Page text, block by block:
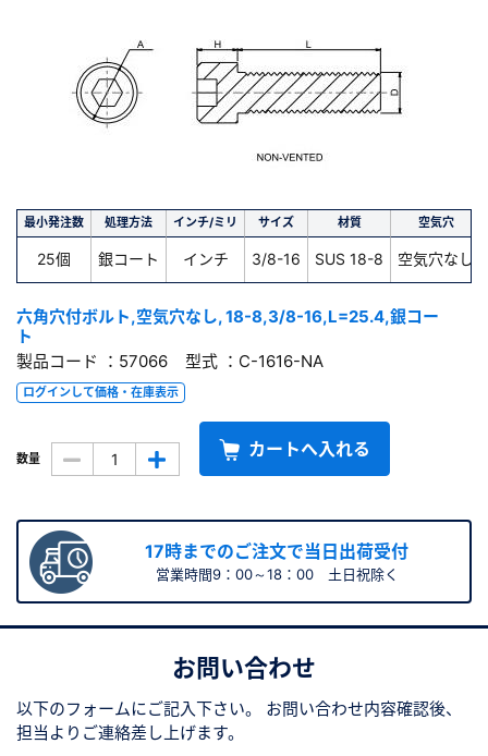
最小発注数 処理方法 インチ/ミリ サイズ 材質 空気穴
25個 銀コート インチ 3/8-16 SUS 18-8 空気穴なし
六角穴付ボルト,空気穴なし, 18-8,3/8-16,L=25.4,銀コー
ト
製品コード ：57066 型式 ：C-1616-NA
ログインして価格・在庫表示
数量 カートへ入れる
17時までのご注文で当日出荷受付
営業時間9：00～18：00 土日祝除く
お問い合わせ
以下のフォームにご記入下さい。
お問い合わせ内容確認後、
担当よりご連絡差し上げます。